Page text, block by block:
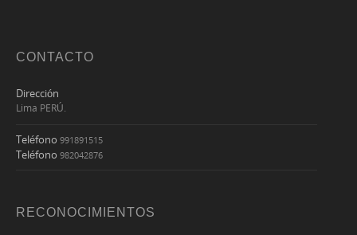
CONTACTO
Dirección
Lima PERÚ.
Teléfono 991891515
Teléfono 982042876
RECONOCIMIENTOS